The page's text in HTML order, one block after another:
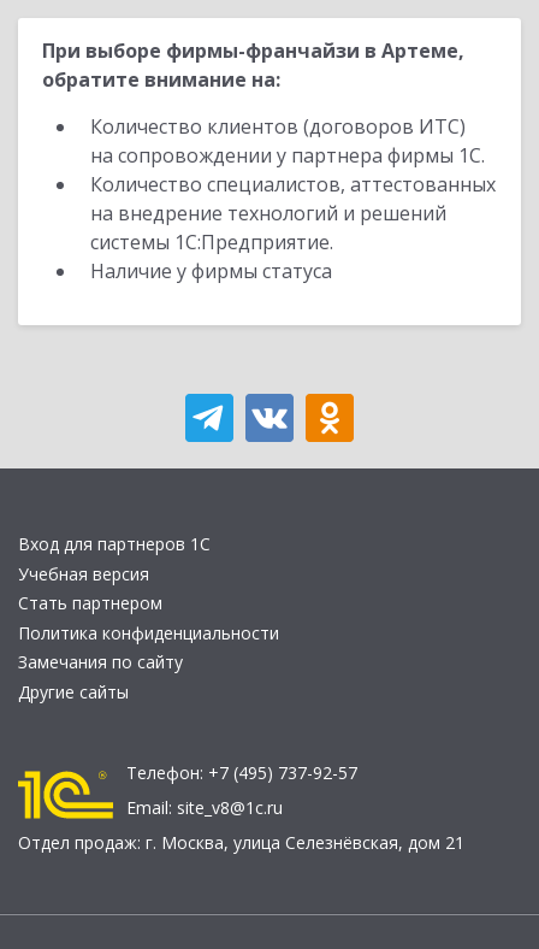
При выборе фирмы-франчайзи в Артеме,
обратите внимание на:
Количество клиентов (договоров ИТС)
на сопровождении у партнера фирмы 1С.
Количество специалистов, аттестованных
на внедрение технологий и решений
системы 1С:Предприятие.
Наличие у фирмы статуса
Вход для партнеров 1С
Учебная версия
Стать партнером
Политика конфиденциальности
Замечания по сайту
Другие сайты
Телефон: +7 (495) 737-92-57
Email: site_v8@1c.ru
Отдел продаж: г. Москва, улица Селезнёвская, дом 21